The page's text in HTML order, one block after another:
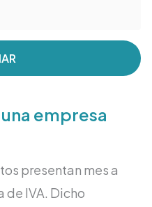
empresa
presentan mes a
de IVA. Dicho